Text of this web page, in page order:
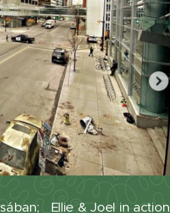
Ellie & Joel in action